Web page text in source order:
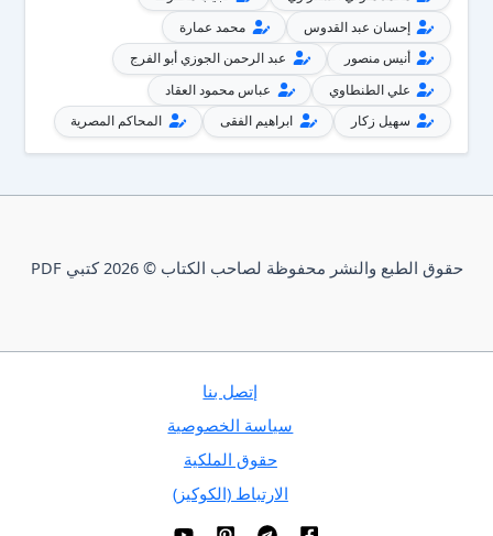
إحسان عبد القدوس
محمد عمارة
أنيس منصور
عبد الرحمن الجوزي أبو الفرج
علي الطنطاوي
عباس محمود العقاد
سهيل زكار
ابراهيم الفقى المحاكم المصرية
حقوق الطبع والنشر محفوظة لصاحب الكتاب © 2026 كتبي PDF
إتصل بنا
سياسة الخصوصية
حقوق الملكية
الارتباط (الكوكيز)